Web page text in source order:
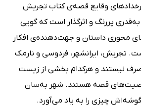
وقایع قصه‌ی کتاب تجریش
پررنگ و اثرگذار است که گویی
محوری داستان و جهت‌دهنده‌ی افکار
تجریش، ایرانشهر، فردوسی و نارمک
نیستند و هرکدام بخشی از زیست
قصه هستند. شهر به‌سان
چیزی را به یاد می‌آورد.